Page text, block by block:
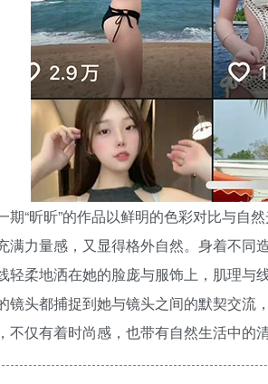
期“昕昕”的作品以鲜明的色彩对比与自
满力量感，又显得格外自然。身着不同
轻柔地洒在她的脸庞与服饰上，肌理与
镜头都捕捉到她与镜头之间的默契交流
不仅有着时尚感，也带有自然生活中的